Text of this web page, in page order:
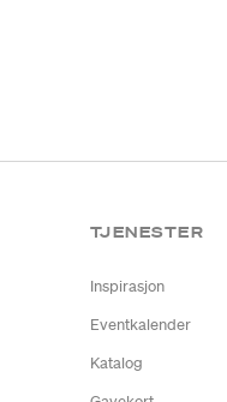
TJENESTER
Inspirasjon
Eventkalender
Katalog